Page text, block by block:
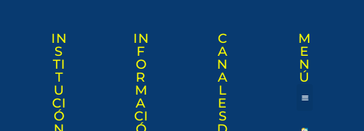
IN
S
TI
T
U
CI
Ó
IN
F
O
R
M
A
CI
C
A
N
A
L
E
S
M
E
N
Ú